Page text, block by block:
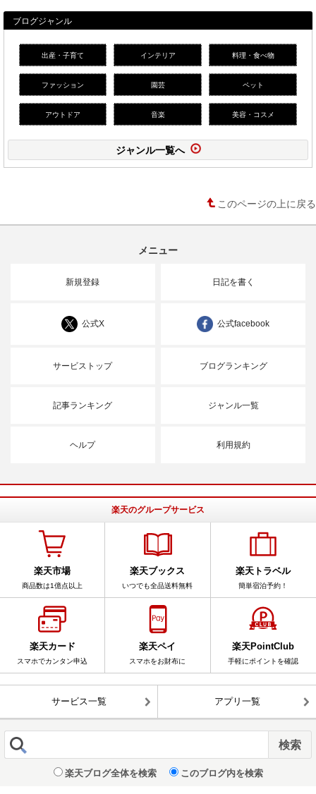
ブログジャンル
出産・子育て インテリア 料理・食べ物
ファッション 園芸 ペット
アウトドア 音楽 美容・コスメ
ジャンル一覧へ
このページの上に戻る
メニュー
新規登録 日記を書く
公式X 公式facebook
サービストップ ブログランキング
記事ランキング ジャンル一覧
ヘルプ 利用規約
楽天のグループサービス
楽天市場
商品数は1億点以上
楽天ブックス
いつでも全品送料無料
楽天トラベル
簡単宿泊予約！
楽天カード
スマホでカンタン申込
楽天ペイ
スマホをお財布に
楽天PointClub
手軽にポイントを確認
サービス一覧 アプリ一覧
楽天ブログ全体を検索 このブログ内を検索